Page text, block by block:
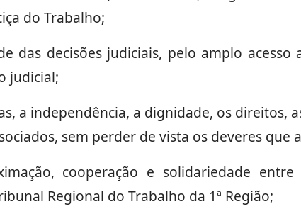
do Trabalho;
das decisões judiciais, pelo amplo acesso
judicial;
a independência, a dignidade, os direitos,
sem perder de vista os deveres que
cooperação e solidariedade
Regional do Trabalho da 1ª Região;